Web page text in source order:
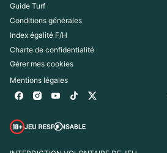
Guide Turf
Conditions générales
Index égalité F/H
Charte de confidentialité
Gérer mes cookies
Mentions légales